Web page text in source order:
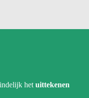
het uittekenen